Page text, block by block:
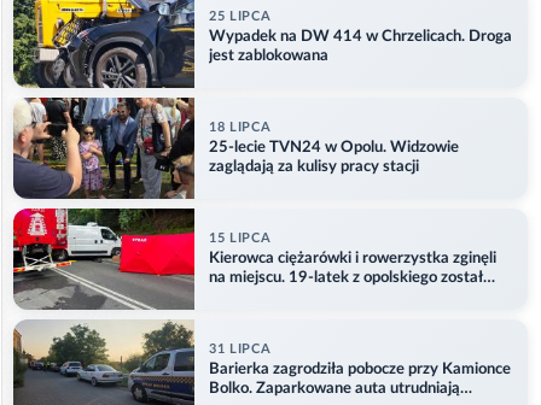
25 LIPCA
Wypadek na DW 414 w Chrzelicach. Droga
jest zablokowana
18 LIPCA
25-lecie TVN24 w Opolu. Widzowie
zaglądają za kulisy pracy stacji
15 LIPCA
Kierowca ciężarówki i rowerzystka zginęli
na miejscu. 19-latek z opolskiego został
31 LIPCA
Barierka zagrodziła pobocze przy Kamionce
Bolko. Zaparkowane auta utrudniają